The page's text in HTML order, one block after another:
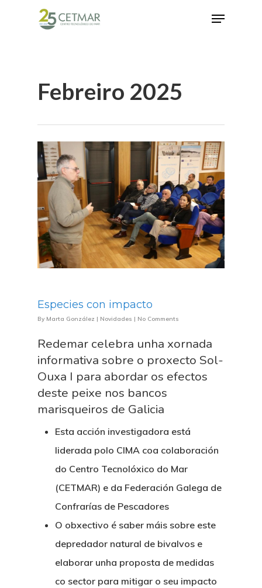
Febreiro 2025
Especies con impacto
By Marta González | Novidades | No Comments
Redemar celebra unha xornada
informativa sobre o proxecto Sol-
Ouxa I para abordar os efectos
deste peixe nos bancos
marisqueiros de Galicia
Esta acción investigadora está
liderada polo CIMA coa colaboración
do Centro Tecnolóxico do Mar
(CETMAR) e da Federación Galega de
Confrarías de Pescadores
O obxectivo é saber máis sobre este
depredador natural de bivalvos e
elaborar unha proposta de medidas
co sector para mitigar o seu impacto